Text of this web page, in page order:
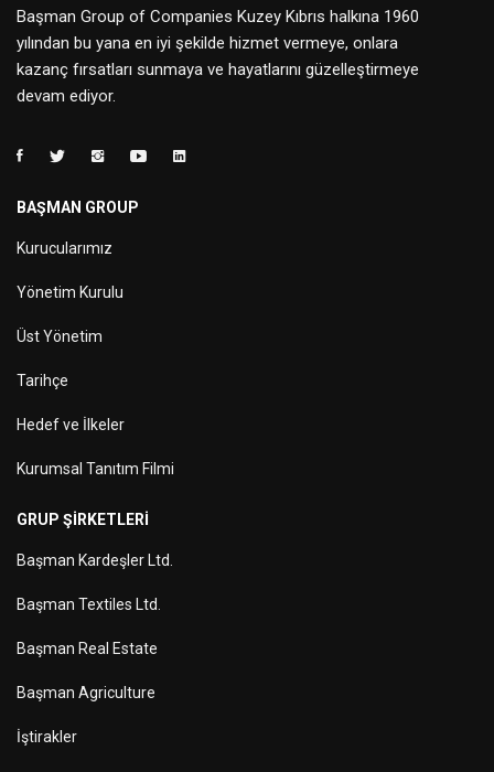
Başman Group of Companies Kuzey Kıbrıs halkına 1960
yılından bu yana en iyi şekilde hizmet vermeye, onlara
kazanç fırsatları sunmaya ve hayatlarını güzelleştirmeye
devam ediyor.
BAŞMAN GROUP
Kurucularımız
Yönetim Kurulu
Üst Yönetim
Tarihçe
Hedef ve İlkeler
Kurumsal Tanıtım Filmi
GRUP ŞIRKETLERI
Başman Kardeşler Ltd.
Başman Textiles Ltd.
Başman Real Estate
Başman Agriculture
İştirakler